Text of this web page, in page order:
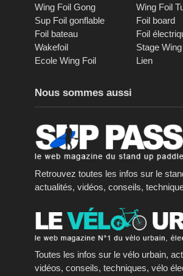
Wing Foil Gong
Wing Foil
Sup Foil gonflable
Foil board
Foil bateau
Foil
Wakefoil
Stage
Ecole Wing Foil
Lien
Nous sommes aussi
Retrouvez toutes les infos sur le
actualités, vidéos, conseils,
Toutes les infos sur le vélo urbain,
vidéos, conseils, techniques, vélo